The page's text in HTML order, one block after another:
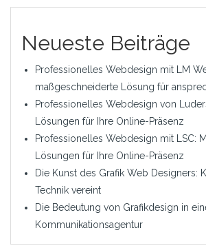
Neueste Beiträge
Professionelles Webdesign mit LM
maßgeschneiderte Lösung für
Professionelles Webdesign von
Lösungen für Ihre Online-Präsenz
Professionelles Webdesign mit LSC:
Lösungen für Ihre Online-Präsenz
Die Kunst des Grafik Web Designers:
Technik vereint
Die Bedeutung von Grafikdesign in
Kommunikationsagentur